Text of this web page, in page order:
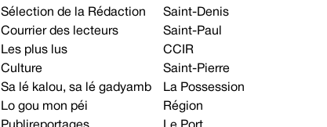
Sélection de la Rédaction
Courrier des lecteurs
Les plus lus
Culture
Sa lé kalou, sa lé gadyamb
Lo gou mon péi
Saint-Denis
Saint-Paul
CCIR
Saint-Pierre
La Possession
Région